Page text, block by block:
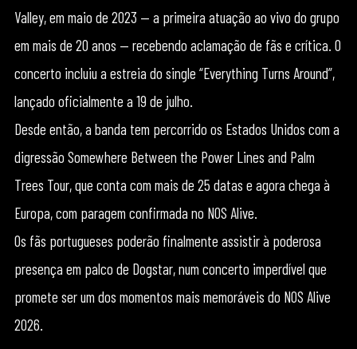
Valley, em maio de 2023 — a primeira atuação ao vivo do grupo
em mais de 20 anos — recebendo aclamação de fãs e crítica. O
concerto incluiu a estreia do single “Everything Turns Around”,
lançado oficialmente a 19 de julho.
Desde então, a banda tem percorrido os Estados Unidos com a
digressão Somewhere Between the Power Lines and Palm
Trees Tour, que conta com mais de 25 datas e agora chega à
Europa, com paragem confirmada no NOS Alive.
Os fãs portugueses poderão finalmente assistir à poderosa
presença em palco de Dogstar, num concerto imperdível que
promete ser um dos momentos mais memoráveis do NOS Alive
2026.